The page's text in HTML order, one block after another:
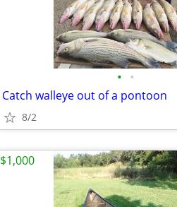
• •
Catch walleye out of a pontoon
8/2
$1,000